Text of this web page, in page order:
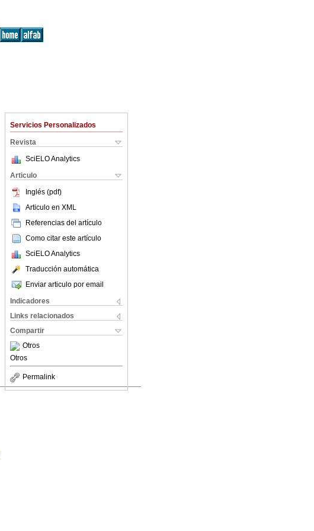
Servicios Personalizados
Revista
SciELO Analytics
Articulo
Inglés (pdf)
Articulo en XML
Referencias del artículo
Como citar este artículo
SciELO Analytics
Traducción automática
Enviar articulo por email
Indicadores
Links relacionados
Compartir
Otros
Otros
Permalink